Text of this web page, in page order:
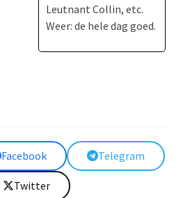
Leutnant Collin, etc.
Weer: de hele dag goed.
Facebook Telegram
Twitter